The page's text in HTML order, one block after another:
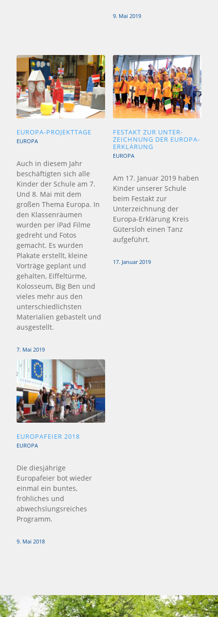
9. Mai 2019
EUROPA-PROJEKTTAGE
EUROPA
Auch in diesem Jahr
beschäftigten sich alle
Kinder der Schule am 7.
Und 8. Mai mit dem
großen Thema Europa. In
den Klassenräumen
wurden per iPad Filme
gedreht und Fotos
gemacht. Es wurden
Plakate erstellt, kleine
Vorträge geplant und
gehalten, Eiffeltürme,
Kolosseum, Big Ben und
vieles mehr aus den
unterschiedlichsten
Materialien gebastelt und
ausgestellt.
7. Mai 2019
FESTAKT ZUR UNTER­
ZEICHNUNG DER EUROPA-
ERKLÄRUNG
EUROPA
Am 17. Januar 2019 haben
Kinder unserer Schule
beim Festakt zur
Unterzeichnung der
Europa-Erklärung Kreis
Gütersloh einen Tanz
aufgeführt.
17. Januar 2019
EUROPAFEIER 2018
EUROPA
Die diesjährige
Europafeier bot wieder
einmal ein buntes,
fröhliches und
abwechslungsreiches
Programm.
9. Mai 2018